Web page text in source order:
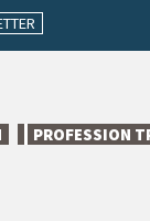
PROFESSION